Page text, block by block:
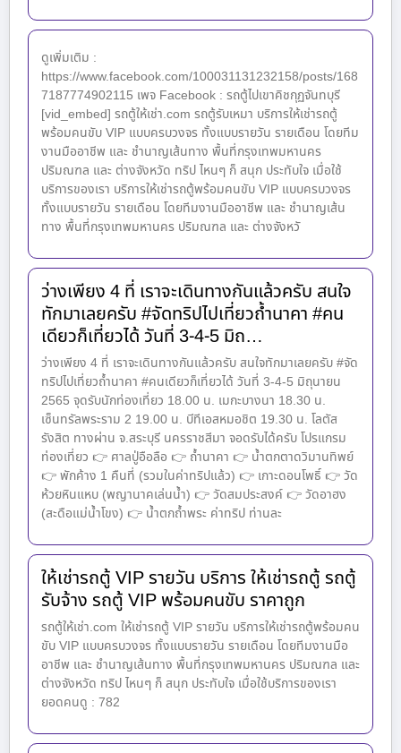
ดูเพิ่มเติม :
https://www.facebook.com/100031131232158/posts/168
7187774902115 เพจ Facebook : รถตู้ไปเขาคิชกุฏจันทบุรี
[vid_embed] รถตู้ให้เช่า.com รถตู้รับเหมา บริการให้เช่ารถตู้
พร้อมคนขับ VIP แบบครบวงจร ทั้งแบบรายวัน รายเดือน โดยทีม
งานมืออาชีพ และ ชำนาญเส้นทาง พื้นที่กรุงเทพมหานคร
ปริมณฑล และ ต่างจังหวัด ทริป ไหนๆ ก็ สนุก ประทับใจ เมื่อใช้
บริการของเรา บริการให้เช่ารถตู้พร้อมคนขับ VIP แบบครบวงจร
ทั้งแบบรายวัน รายเดือน โดยทีมงานมืออาชีพ และ ชำนาญเส้น
ทาง พื้นที่กรุงเทพมหานคร ปริมณฑล และ ต่างจังหวั
ว่างเพียง 4 ที่ เราจะเดินทางกันแล้วครับ สนใจ
ทักมาเลยครับ #จัดทริปไปเที่ยวถ้ำนาคา #คน
เดียวก็เที่ยวได้ วันที่ 3-4-5 มิถ…
ว่างเพียง 4 ที่ เราจะเดินทางกันแล้วครับ สนใจทักมาเลยครับ #จัด
ทริปไปเที่ยวถ้ำนาคา #คนเดียวก็เที่ยวได้ วันที่ 3-4-5 มิถุนายน
2565 จุดรับนักท่องเที่ยว 18.00 น. เมกะบางนา 18.30 น.
เซ็นทรัลพระราม 2 19.00 น. บีทีเอสหมอชิต 19.30 น. โลตัส
รังสิต ทางผ่าน จ.สระบุรี นครราชสีมา จอดรับได้ครับ โปรแกรม
ท่องเที่ยว 👉 ศาลปู่อือลือ 👉 ถ้ำนาคา 👉 น้ำตกตาดวิมานทิพย์
👉 พักค้าง 1 คืนที่ (รวมในค่าทริปแล้ว) 👉 เกาะดอนโพธิ์ 👉 วัด
ห้วยหินแหบ (พญานาคเล่นน้ำ) 👉 วัดสมประสงค์ 👉 วัดอาฮง
(สะดือแม่น้ำโขง) 👉 น้ำตกถ้ำพระ ค่าทริป ท่านละ
ให้เช่ารถตู้ VIP รายวัน บริการ ให้เช่ารถตู้ รถตู้
รับจ้าง รถตู้ VIP พร้อมคนขับ ราคาถูก
รถตู้ให้เช่า.com ให้เช่ารถตู้ VIP รายวัน บริการให้เช่ารถตู้พร้อมคน
ขับ VIP แบบครบวงจร ทั้งแบบรายวัน รายเดือน โดยทีมงานมือ
อาชีพ และ ชำนาญเส้นทาง พื้นที่กรุงเทพมหานคร ปริมณฑล และ
ต่างจังหวัด ทริป ไหนๆ ก็ สนุก ประทับใจ เมื่อใช้บริการของเรา
ยอดคนดู : 782